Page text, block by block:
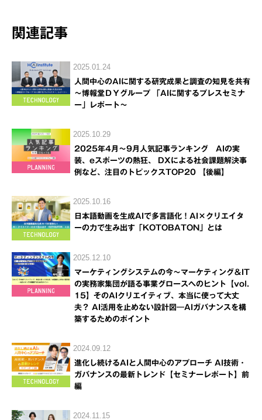
関連記事
2025.01.24
人間中心のAIに関する研究成果と調査の知見を共有
～博報堂ＤＹグループ 「AIに関するプレスセミナ
ー」レポート～
2025.10.29
2025年4月～9月人気記事ランキング AIの実
装、eスポーツの熱狂、 DXによる社会課題解決事
例など、注目のトピックスTOP20 【後編】
2025.10.16
日本語動画を生成AIで多言語化！AI×クリエイタ
ーの力で生み出す「KOTOBATON」とは
2025.12.10
マーケティングシステムの今～マーケティング＆IT
の実務家集団が語る事業グロースへのヒント【vol.
15】そのAIクリエイティブ、本当に使って大丈
夫？ AI活用を止めない設計図―AIガバナンスを構
築するためのポイント
2024.09.12
進化し続けるAIと人間中心のアプローチ AI技術・
ガバナンスの最新トレンド【セミナーレポート】前
編
2024.11.15